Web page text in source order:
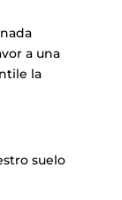
a una
la
suelo